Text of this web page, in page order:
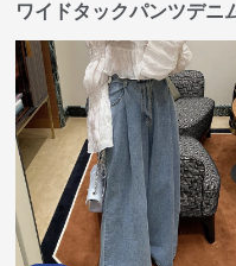
ワイドタックパンツデニ